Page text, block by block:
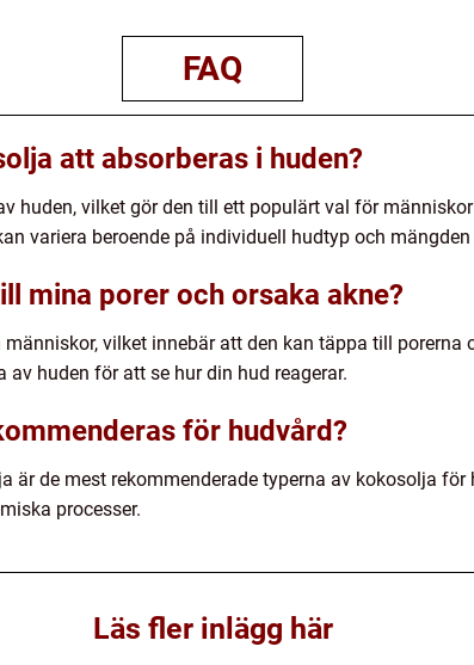
FAQ
att absorberas i huden?
huden, vilket gör den till ett populärt val för
variera beroende på individuell hudtyp och
mina porer och orsaka akne?
vilket innebär att den kan täppa till porerna
huden för att se hur din hud reagerar.
för hudvård?
de mest rekommenderade typerna av kokosolja för
processer.
Läs fler inlägg här